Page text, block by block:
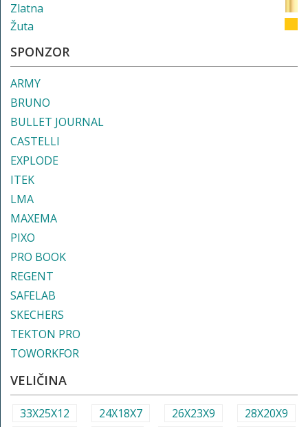
Zlatna
Žuta
SPONZOR
ARMY
BRUNO
BULLET JOURNAL
CASTELLI
EXPLODE
ITEK
LMA
MAXEMA
PIXO
PRO BOOK
REGENT
SAFELAB
SKECHERS
TEKTON PRO
TOWORKFOR
VELIČINA
33X25X12 24X18X7 26X23X9
28X20X9